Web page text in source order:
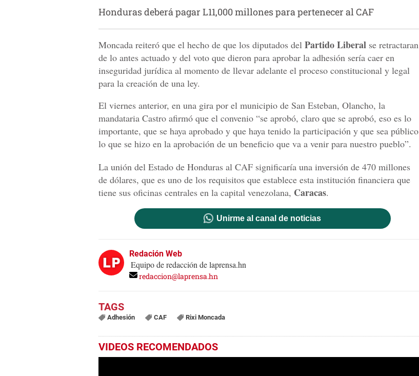
Honduras deberá pagar L11,000 millones para pertenecer al CAF
Moncada reiteró que el hecho de que los diputados del Partido Liberal se retractaran
de lo antes actuado y del voto que dieron para aprobar la adhesión sería caer en
inseguridad jurídica al momento de llevar adelante el proceso constitucional y legal
para la creación de una ley.
El viernes anterior, en una gira por el municipio de San Esteban, Olancho, la
mandataria Castro afirmó que el convenio “se aprobó, claro que se aprobó, eso es lo
importante, que se haya aprobado y que haya tenido la participación y que sea público
lo que se hizo en la aprobación de un beneficio que va a venir para nuestro pueblo”.
La unión del Estado de Honduras al CAF significaría una inversión de 470 millones
de dólares, que es uno de los requisitos que establece esta institución financiera que
tiene sus oficinas centrales en la capital venezolana, Caracas.
Unirme al canal de noticias
Redación Web
Equipo de redacción de laprensa.hn
redaccion@laprensa.hn
Adhesión CAF Rixi Moncada
VIDEOS RECOMENDADOS